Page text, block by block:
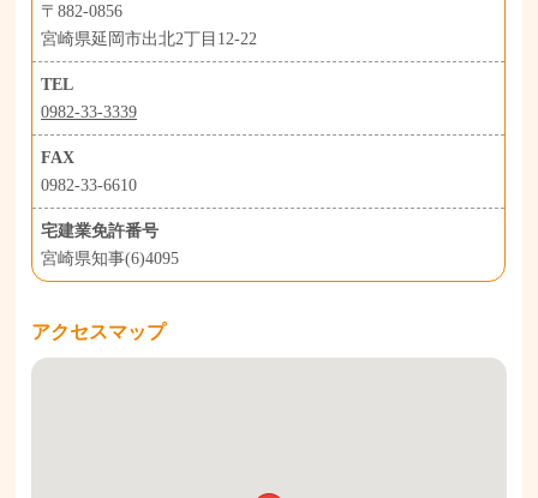
〒882-0856
宮崎県延岡市出北2丁目12-22
TEL
0982-33-3339
FAX
0982-33-6610
宅建業免許番号
宮崎県知事(6)4095
アクセスマップ